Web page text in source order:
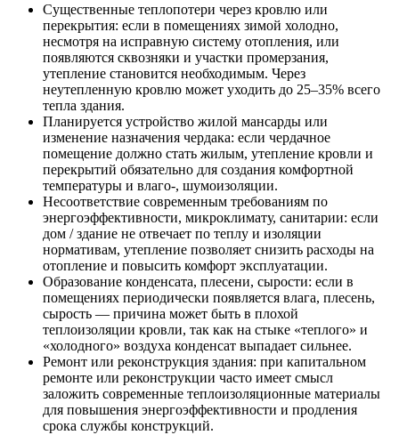
Существенные теплопотери через кровлю или
перекрытия: если в помещениях зимой холодно,
несмотря на исправную систему отопления, или
появляются сквозняки и участки промерзания,
утепление становится необходимым. Через
неутепленную кровлю может уходить до 25–35% всего
тепла здания.
Планируется устройство жилой мансарды или
изменение назначения чердака: если чердачное
помещение должно стать жилым, утепление кровли и
перекрытий обязательно для создания комфортной
температуры и влаго-, шумоизоляции.
Несоответствие современным требованиям по
энергоэффективности, микроклимату, санитарии: если
дом / здание не отвечает по теплу и изоляции
нормативам, утепление позволяет снизить расходы на
отопление и повысить комфорт эксплуатации.
Образование конденсата, плесени, сырости: если в
помещениях периодически появляется влага, плесень,
сырость — причина может быть в плохой
теплоизоляции кровли, так как на стыке «теплого» и
«холодного» воздуха конденсат выпадает сильнее.
Ремонт или реконструкция здания: при капитальном
ремонте или реконструкции часто имеет смысл
заложить современные теплоизоляционные материалы
для повышения энергоэффективности и продления
срока службы конструкций.